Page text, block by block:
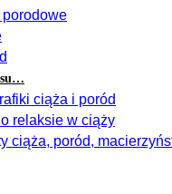
ciąża i poród
relaksie w ciąży
ciąża, poród,